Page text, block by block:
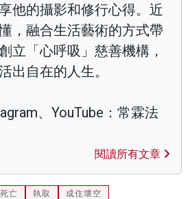
他的攝影和修行心得。近
，融合生活藝術的方式帶
立「心呼吸」慈善機構，
出自在的人生。
、YouTube：常霖法
閱讀所有文章
死亡 執取 成住壞空